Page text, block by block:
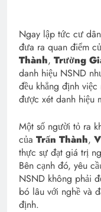
Ngay lập tức cư
đưa ra quan điểm
Thành, Trường
danh hiệu NSND
đều khẳng định
được xét danh hiệu
Một số người tỏ ra
của Trấn Thành,
thực sự đạt giá trị
Bên cạnh đó, yêu
NSND không phải
bó lâu với nghề và
định.